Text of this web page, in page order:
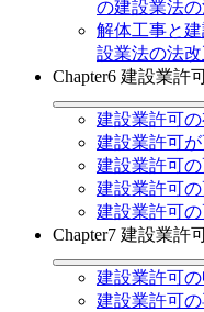
の建設業法の
解体工事と
設業法の法改
Chapter6 建設業許
建設業許可
建設業許可
建設業許可
建設業許可
建設業許可
Chapter7 建設業許
建設業許可
建設業許可